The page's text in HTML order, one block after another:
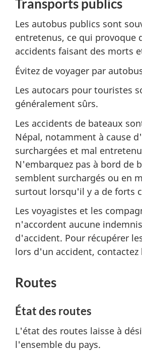
Transports publics
Les autobus publics sont
entretenus, ce qui provoque
accidents faisant des morts
Évitez de voyager par
Les autocars pour touristes
généralement sûrs.
Les accidents de bateaux
Népal, notamment à cause
surchargées et mal
N'embarquez pas à bord de
semblent surchargés ou en
surtout lorsqu'il y a de forts
Les voyagistes et les
n'accordent aucune
d'accident. Pour récupérer
lors d'un accident, contactez
Routes
État des routes
L'état des routes laisse à
l'ensemble du pays.